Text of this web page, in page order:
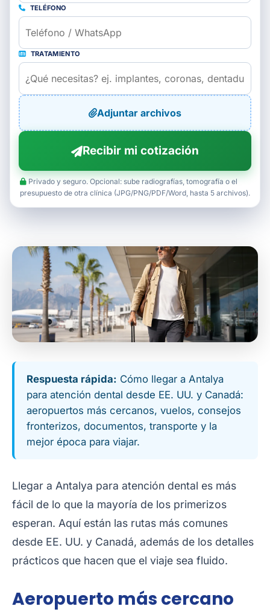
TELÉFONO
TRATAMIENTO
Adjuntar archivos
Recibir mi cotización
Privado y seguro. Opcional: sube radiografías, tomografía o el
presupuesto de otra clínica (JPG/PNG/PDF/Word, hasta 5 archivos).
Respuesta rápida: Cómo llegar a Antalya
para atención dental desde EE. UU. y Canadá:
aeropuertos más cercanos, vuelos, consejos
fronterizos, documentos, transporte y la
mejor época para viajar.
Llegar a Antalya para atención dental es más
fácil de lo que la mayoría de los primerizos
esperan. Aquí están las rutas más comunes
desde EE. UU. y Canadá, además de los detalles
prácticos que hacen que el viaje sea fluido.
Aeropuerto más cercano